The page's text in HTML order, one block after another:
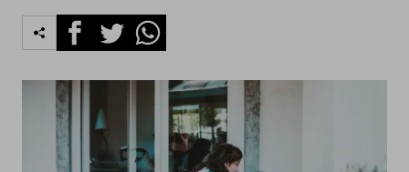
FacebookTwitterWhatsapp